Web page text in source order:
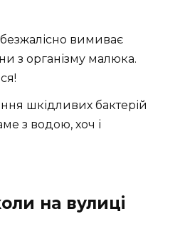
вимиває
з організму малюка.
шкідливих бактерій
з водою, хоч і
на вулиці